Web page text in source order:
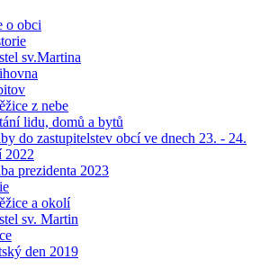
o obci
sv.Martina
z nebe
lidu, domů a bytů
do zastupitelstev obcí ve dnech 23. - 24.
2022
prezidenta 2023
a okolí
sv. Martin
den 2019